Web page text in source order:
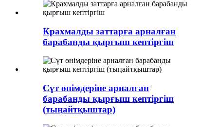
Крахмалды заттарға арналған
барабанды қырғыш кептіргіш
Сүт өнімдеріне арналған
барабанды қырғыш кептіргіш
(тыңайтқыштар)